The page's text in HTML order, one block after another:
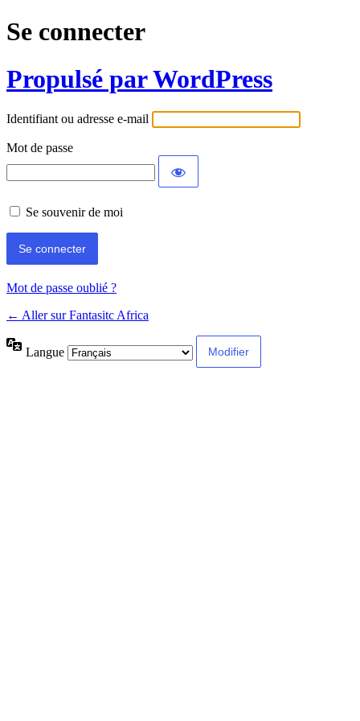
Se connecter
Propulsé par WordPress
Identifiant ou adresse e-mail
Mot de passe
Se souvenir de moi
Mot de passe oublié ?
← Aller sur Fantasitc Africa
Langue